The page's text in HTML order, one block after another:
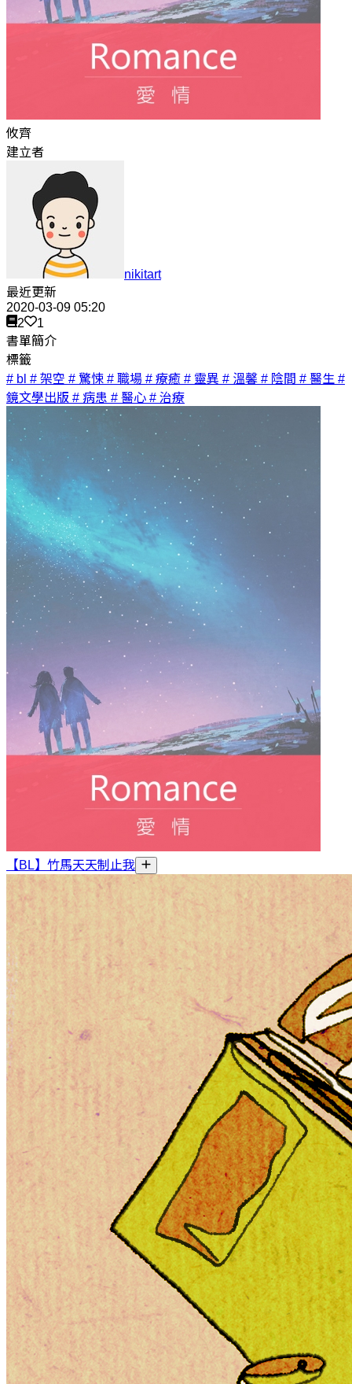
攸齊
建立者
nikitart
最近更新
2020-03-09 05:20
2
1
書單簡介
標籤
# bl # 架空 # 驚悚 # 職場 # 療癒 # 靈異 # 溫馨 # 陰間 # 醫生 #
鏡文學出版 # 病患 # 醫心 # 治療
【BL】竹馬天天制止我